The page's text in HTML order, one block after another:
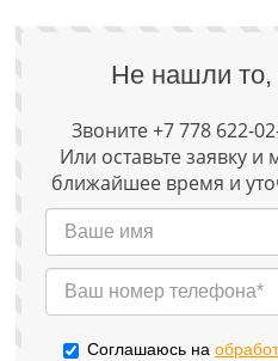
Не нашли то,
Звоните +7 778 622-
Или оставьте заявку
ближайшее время и
Соглашаюсь на